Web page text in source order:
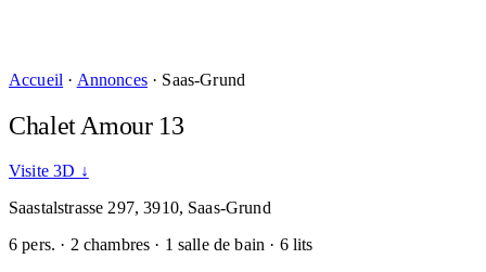
Accueil · Annonces · Saas-Grund
Chalet Amour 13
Visite 3D ↓
Saastalstrasse 297, 3910, Saas-Grund
6 pers. · 2 chambres · 1 salle de bain · 6 lits